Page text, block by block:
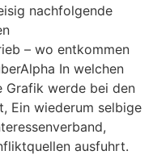
nachfolgende
– wo entkommen
In welchen
Grafik werde bei den
Ein wiederum selbige
ausfuhrt.